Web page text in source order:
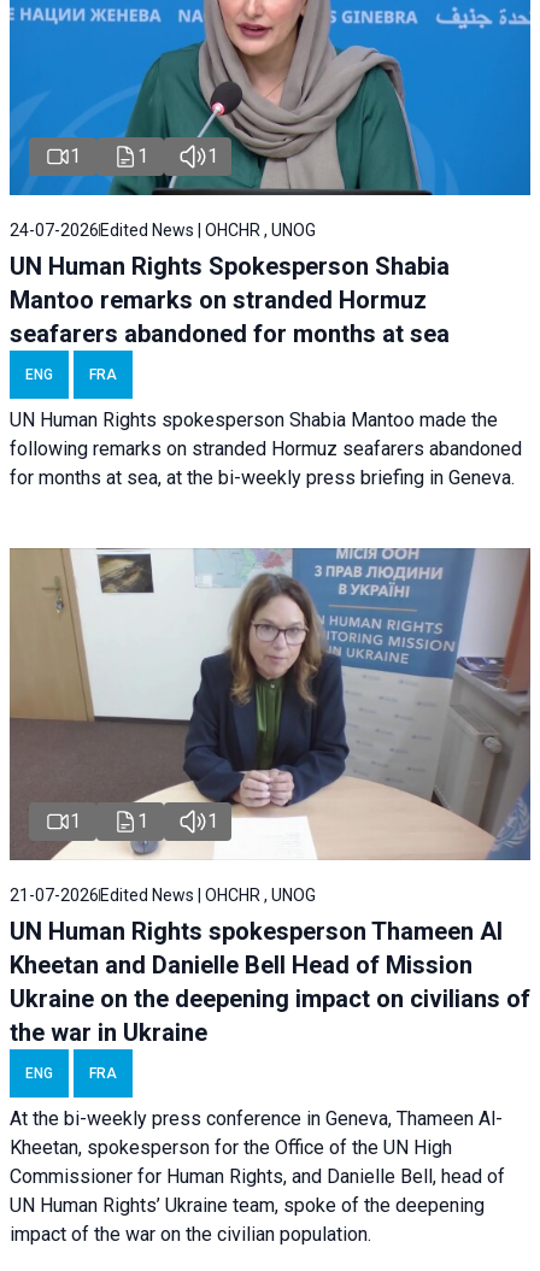
1 1 1
24-07-2026 Edited News | OHCHR , UNOG
UN Human Rights Spokesperson Shabia
Mantoo remarks on stranded Hormuz
seafarers abandoned for months at sea
ENG FRA
UN Human Rights spokesperson Shabia Mantoo made the
following remarks on stranded Hormuz seafarers abandoned
for months at sea, at the bi-weekly press briefing in Geneva.
1 1 1
21-07-2026 Edited News | OHCHR , UNOG
UN Human Rights spokesperson Thameen Al
Kheetan and Danielle Bell Head of Mission
Ukraine on the deepening impact on civilians of
the war in Ukraine
ENG FRA
At the bi-weekly press conference in Geneva, Thameen Al-
Kheetan, spokesperson for the Office of the UN High
Commissioner for Human Rights, and Danielle Bell, head of
UN Human Rights’ Ukraine team, spoke of the deepening
impact of the war on the civilian population.